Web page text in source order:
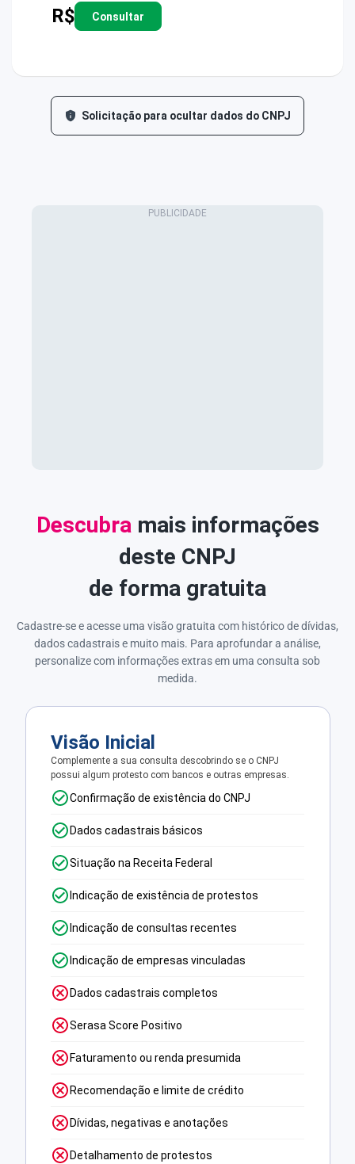
R$ Consultar
Solicitação para ocultar dados do CNPJ
Descubra mais informações
deste CNPJ
de forma gratuita
Cadastre-se e acesse uma visão gratuita com histórico de dívidas,
dados cadastrais e muito mais. Para aprofundar a análise,
personalize com informações extras em uma consulta sob
medida.
Visão Inicial
Complemente a sua consulta descobrindo se o CNPJ
possui algum protesto com bancos e outras empresas.
Confirmação de existência do CNPJ
Dados cadastrais básicos
Situação na Receita Federal
Indicação de existência de protestos
Indicação de consultas recentes
Indicação de empresas vinculadas
Dados cadastrais completos
Serasa Score Positivo
Faturamento ou renda presumida
Recomendação e limite de crédito
Dívidas, negativas e anotações
Detalhamento de protestos